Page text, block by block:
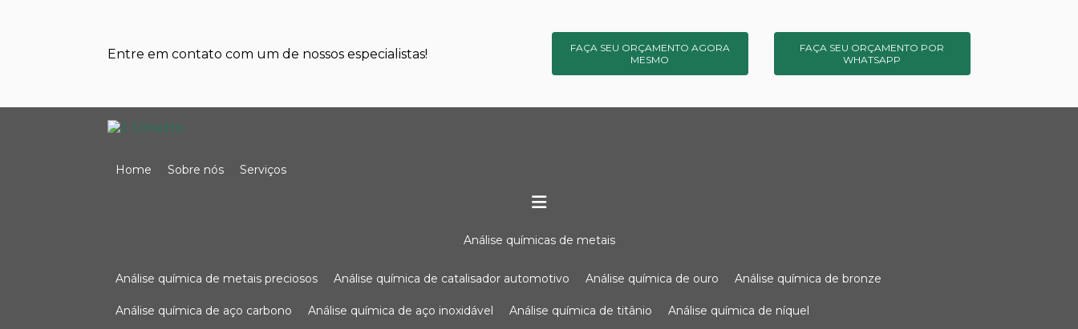
Entre em contato com um de nossos especialistas!
FAÇA SEU ORÇAMENTO AGORA
MESMO
FAÇA SEU ORÇAMENTO POR
WHATSAPP
Home Sobre nós Serviços
análise químicas de metais
análise química de metais preciosos análise química de catalisador automotivo análise química de ouro análise química de bronze
análise química de aço carbono análise química de aço inoxidável análise química de titânio análise química de níquel